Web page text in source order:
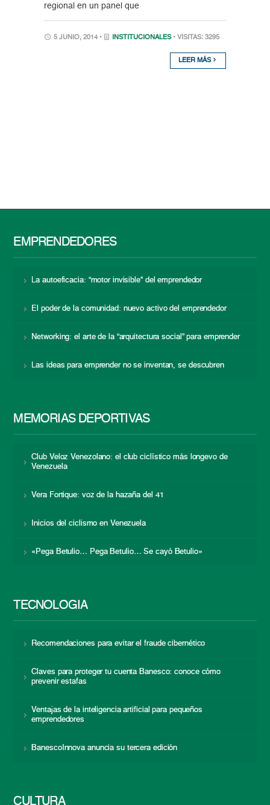
regional en un panel que
5 JUNIO, 2014 • INSTITUCIONALES • VISITAS: 3295
LEER MÁS
EMPRENDEDORES
La autoeficacia: “motor invisible” del emprendedor
El poder de la comunidad: nuevo activo del emprendedor
Networking: el arte de la “arquitectura social” para emprender
Las ideas para emprender no se inventan, se descubren
MEMORIAS DEPORTIVAS
Club Veloz Venezolano: el club ciclístico más longevo de
Venezuela
Vera Fortique: voz de la hazaña del 41
Inicios del ciclismo en Venezuela
«Pega Betulio… Pega Betulio… Se cayó Betulio»
TECNOLOGÍA
Recomendaciones para evitar el fraude cibernético
Claves para proteger tu cuenta Banesco: conoce cómo
prevenir estafas
Ventajas de la inteligencia artificial para pequeños
emprendedores
BanescoInnova anuncia su tercera edición
CULTURA